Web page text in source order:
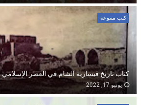
كتب متنوعة
كتاب تاريخ قيسارية الشام في العصر الإسلامي pdf
يونيو 17, 2022